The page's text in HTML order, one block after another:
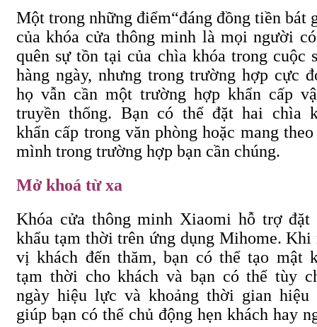
Một trong những điểm“đáng đồng tiền bát
của khóa cửa thông minh là mọi người
quên sự tồn tại của chìa khóa trong cuộc
hàng ngày, nhưng trong trường hợp cực
họ vẫn cần một trường hợp khẩn cấp
truyền thống. Bạn có thể đặt hai chìa
khẩn cấp trong văn phòng hoặc mang theo
mình trong trường hợp bạn cần chúng.
Mở khoá từ xa
Khóa cửa thông minh Xiaomi hỗ trợ đặt
khẩu tạm thời trên ứng dụng Mihome. Khi
vị khách đến thăm, bạn có thể tạo mật
tạm thời cho khách và bạn có thể tùy
ngày hiệu lực và khoảng thời gian hiệu
giúp bạn có thể chủ động hẹn khách hay